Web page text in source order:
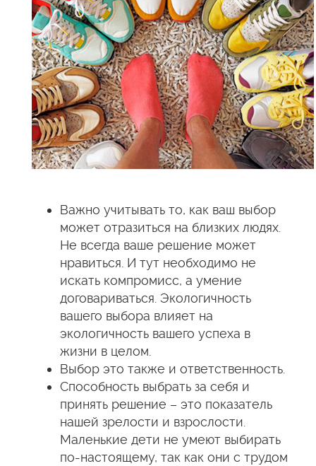
Важно учитывать то, как ваш выбор
может отразиться на близких людях.
Не всегда ваше решение может
нравиться. И тут необходимо не
искать компромисс, а умение
договариваться. Экологичность
вашего выбора влияет на
экологичность вашего успеха в
жизни в целом.
Выбор это также и ответственность.
Способность выбрать за себя и
принять решение – это показатель
нашей зрелости и взрослости.
Маленькие дети не умеют выбирать
по-настоящему, так как они с трудом